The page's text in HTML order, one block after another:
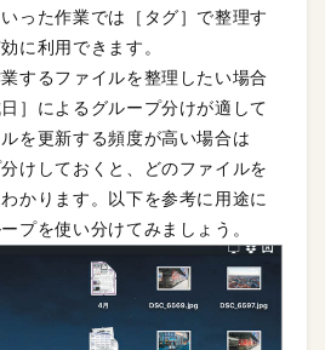
った作業では［タグ］で整理す
に利用できます。
するファイルを整理したい場合
］によるグループ分けが適して
を更新する頻度が高い場合は
けしておくと、どのファイルを
かります。以下を参考に用途に
プを使い分けてみましょう。